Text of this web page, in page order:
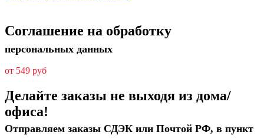
Соглашение на обработку
персональных данных
от 549 руб
Делайте заказы не выходя из дома/
офиса!
Отправляем заказы СДЭК или Почтой РФ, в пункт